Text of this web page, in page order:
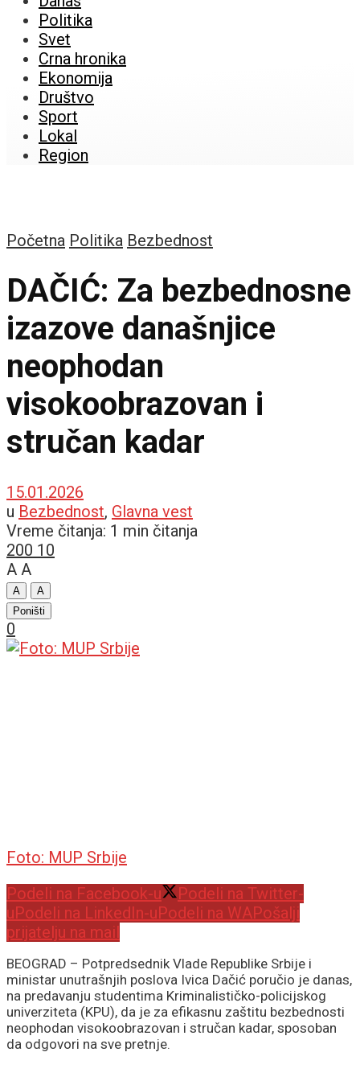
Politika
Svet
Crna hronika
Ekonomija
Društvo
Sport
Lokal
Region
Početna Politika Bezbednost
DAČIĆ: Za bezbednosne
izazove današnjice
neophodan
visokoobrazovan i
stručan kadar
15.01.2026
u Bezbednost, Glavna vest
Vreme čitanja: 1 min čitanja
200 10
A A
A
A
Poništi
0
Foto: MUP Srbije
Podeli na Facebook-u
Podeli na Twitter-
uPodeli na LinkedIn-uPodeli na WAPošalji
prijatelju na mail
BEOGRAD – Potpredsednik Vlade Republike Srbije i
ministar unutrašnjih poslova Ivica Dačić poručio je danas,
na predavanju studentima Kriminalističko-policijskog
univerziteta (KPU), da je za efikasnu zaštitu bezbednosti
neophodan visokoobrazovan i stručan kadar, sposoban
da odgovori na sve pretnje.